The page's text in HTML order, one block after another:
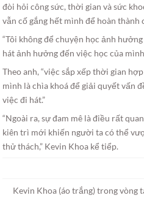
đòi hỏi công sức, thời gian và sức
vẫn cố gắng hết mình để hoàn thành
“Tôi không để chuyện học ảnh
hát ảnh hưởng đến việc học của
Theo anh, “việc sắp xếp thời gian
mình là chìa khoá để giải quyết vấn
việc đi hát.”
“Ngoài ra, sự đam mê là điều rất
kiên trì mới khiến người ta có thể
thử thách,” Kevin Khoa kể tiểp.
Kevin Khoa (áo trắng) trong vòng